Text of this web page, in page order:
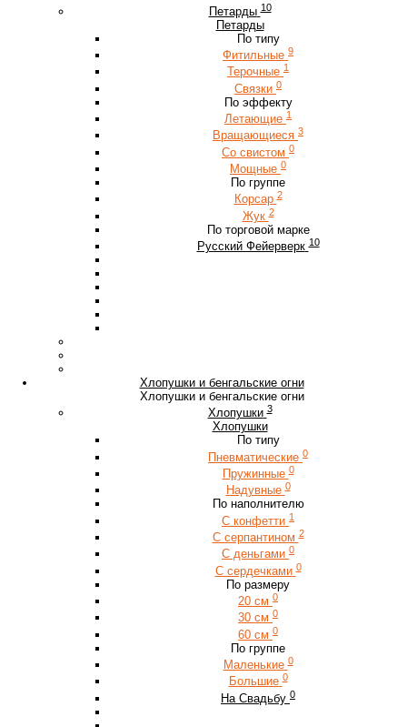
Петарды 10
Петарды
По типу
Фитильные 9
Терочные 1
Связки 0
По эффекту
Летающие 1
Вращающиеся 3
Со свистом 0
Мощные 0
По группе
Корсар 2
Жук 2
По торговой марке
Русский Фейерверк 10
Хлопушки и бенгальские огни
Хлопушки и бенгальские огни
Хлопушки 3
Хлопушки
По типу
Пневматические 0
Пружинные 0
Надувные 0
По наполнителю
С конфетти 1
С серпантином 2
С деньгами 0
С сердечками 0
По размеру
20 см 0
30 см 0
60 см 0
По группе
Маленькие 0
Большие 0
На Свадьбу 0